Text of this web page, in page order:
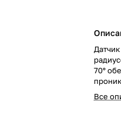
70°
Все